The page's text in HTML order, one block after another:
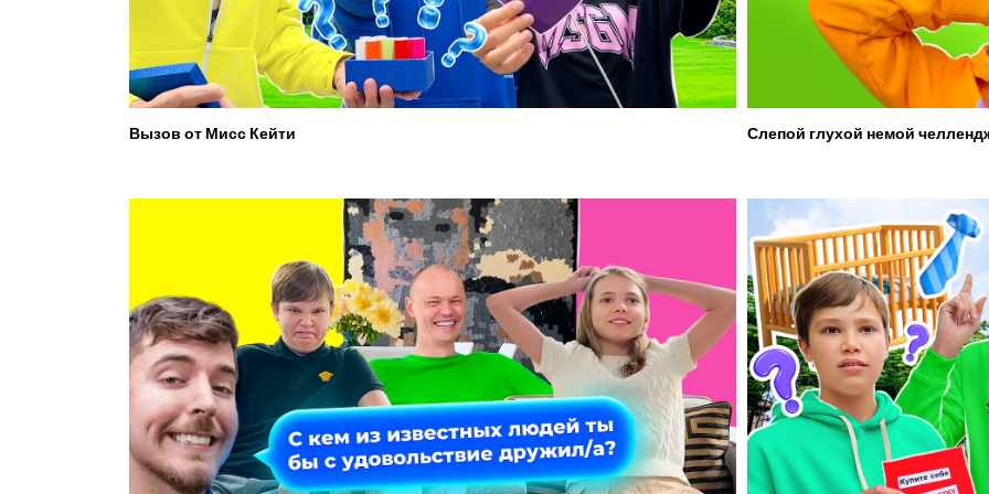
Вызов от Мисс Кейти Слепой глухой немой